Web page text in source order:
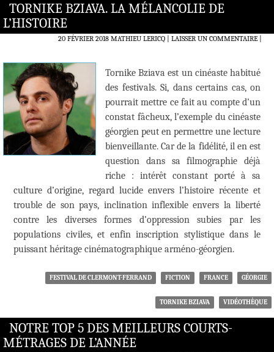
TORNIKE BZIAVA. LA MÉLANCOLIE DE
L’HISTOIRE
20 FÉVRIER 2018 MATHIEU LERICQ LAISSER UN COMMENTAIRE|
Tornike Bziava est un cinéaste habitué
des festivals. Si, dans certains cas, on
pourrait mettre ce fait au compte d’un
constat fâcheux, l’exemple du cinéaste
géorgien peut en permettre une lecture
bienveillante. Car de la fidélité, il en est
question dans sa filmographie déjà
riche : intérêt constant porté à sa
culture d’origine, regard lucide envers l’histoire récente et
trouble de son pays, inclination inflexible envers la liberté
contre les diverses formes d’oppression subies par les
populations civiles, et enfin inscription stylistique dans le
puissant héritage cinématographique arméno-géorgien.
FESTIVAL DE CLERMONT-FERRAND FICTION FRANCE GÉORGIE
TORNIKE BZIAVA VIDÉOTHÈQUE
NOTRE TOP 5 DES MEILLEURS COURTS-
MÉTRAGES DE L’ANNÉE